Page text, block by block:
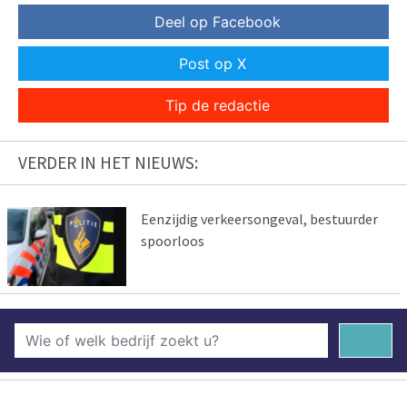
Deel op Facebook
Post op X
Tip de redactie
VERDER IN HET NIEUWS:
Eenzijdig verkeersongeval, bestuurder
spoorloos